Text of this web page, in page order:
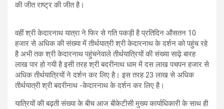
की जीत राष्ट्र की जीत है।
वहीं श्री केदारनाथ यात्रा ने फिर से गति पकड़ी है प्रतिदिन औसतन 10
हजार से अधिक की संख्या में तीर्थयात्री श्री केदारनाथ के दर्शन को पहुंच रहे
है अभी तक श्री केदारनाथ पहुंचनेवाले तीर्थयात्रियों की संख्या साढ़े बारह
लाख पार हो गयी है इसी तरह श्री बदरीनाथ धाम में दस लाख पचपन हजार से
अधिक तीर्थयात्रियों ने दर्शन कर लिए है। इस तरह 23 लाख से अधिक
तीर्थयात्री श्री बदरीनाथ -केदारनाथ के दर्शन कर लिए है।
यात्रियों की बढ़ती संख्या के बीच आज बीकेटीसी मुख्य कार्याधिकारी के साथ ही